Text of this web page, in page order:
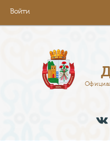
Войти
АДМИНИСТРАЦИЯ